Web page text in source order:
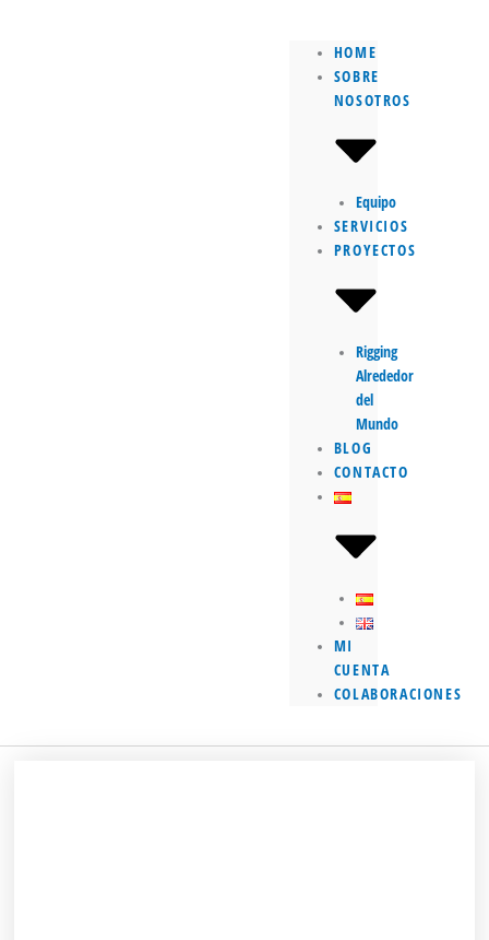
HOME
SOBRE
NOSOTROS
Equipo
SERVICIOS
PROYECTOS
Rigging
Alrededor
del
Mundo
BLOG
CONTACTO
MI
CUENTA
COLABORACIONES